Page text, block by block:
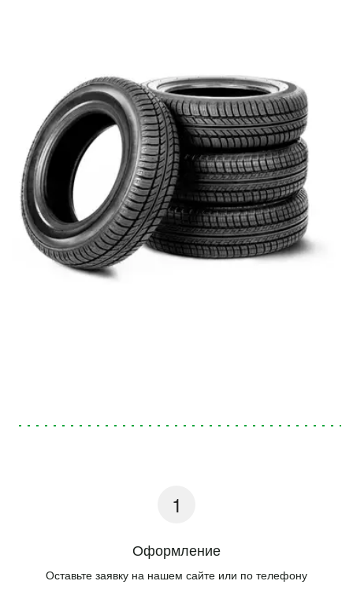
Оформление
Оставьте заявку на нашем сайте или по телефону